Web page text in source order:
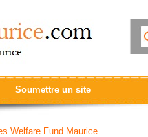
Soumettre un site
Welfare Fund Maurice